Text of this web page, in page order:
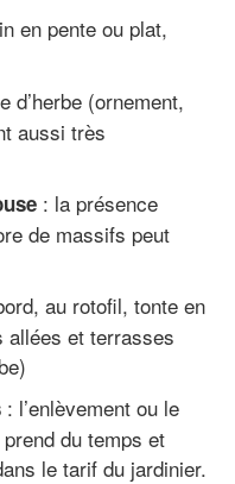
en pente ou plat,
d’herbe (ornement,
aussi très
: la présence
de massifs peut
au rotofil, tonte en
allées et terrasses
: l’enlèvement ou le
du temps et
le tarif du jardinier.